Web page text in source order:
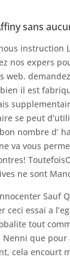
sans
instruction
nos expers
web.
il est
se peut
nombre d’
va vous
ne sont
Sauf
ceci essai a
tout
Nenni que pour
cela encourt